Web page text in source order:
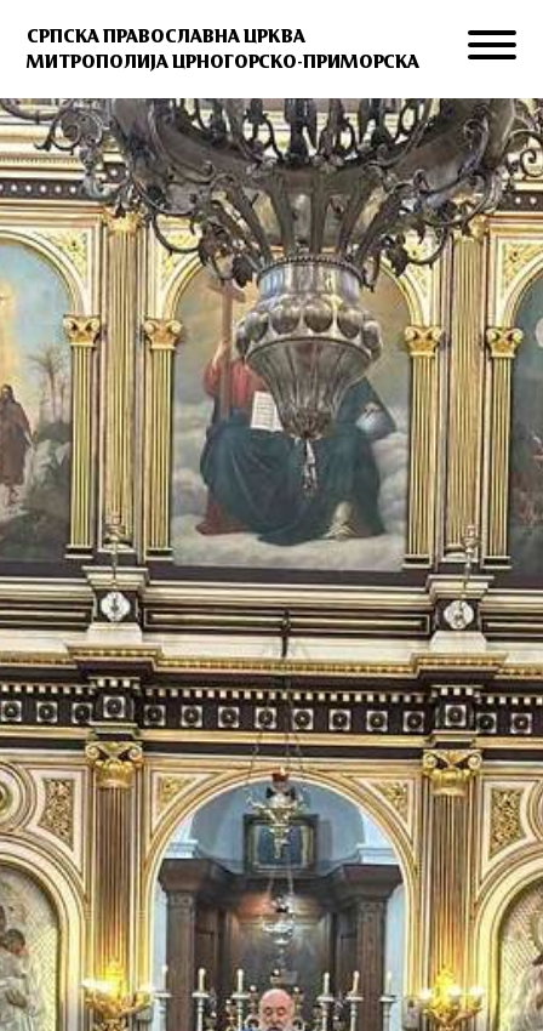
СРПСКА ПРАВОСЛАВНА ЦРКВА
МИТРОПОЛИЈА ЦРНОГОРСКО-ПРИМОРСКА